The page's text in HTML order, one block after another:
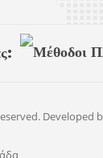
Developed